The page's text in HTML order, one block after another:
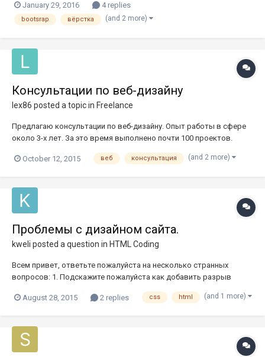
вообще не люблю привязываться к сеткам. Особенно в таких
случаях.
January 29, 2016 4 replies
bootsrap вёрстка (and 2 more)
Консультации по веб-дизайну
lex86 posted a topic in Freelance
Предлагаю консультации по веб-дизайну. Опыт работы в сфере
около 3-х лет. За это время выполнено почти 100 проектов.
Консультации проводятся по таким вопросам: - с чего начинать
October 12, 2015 веб консультация (and 2 more)
Проблемы с дизайном сайта.
kweli posted a question in HTML Coding
Всем привет, ответьте пожалуйста на несколько странных
вопросов: 1. Подскажите пожалуйста как добавить разрыв
но это совершенно не то. 2. Пытаюсь на фон добавить 2
подразумевается снизу иде...
August 28, 2015 2 replies css html (and 1 more)